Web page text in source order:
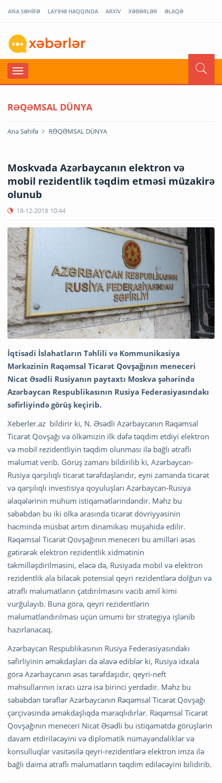
ANA SƏHİFƏ LAYİHƏ HAQQINDA ARXİV XƏBƏRLƏR ƏLAQƏ
RƏQƏMSAL DÜNYA
Ana Səhifə RƏQƏMSAL DÜNYA
Moskvada Azərbaycanın elektron və
mobil rezidentlik təqdim etməsi müzakirə
olunub
18-12-2018 10:44
İqtisadi İslahatların Təhlili və Kommunikasiya
Mərkəzinin Rəqəmsal Ticarət Qovşağının meneceri
Nicat Əsədli Rusiyanın paytaxtı Moskva şəhərində
Azərbaycan Respublikasının Rusiya Federasiyasındakı
səfirliyində görüş keçirib.
Xeberler.az bildirir ki, N. Əsədli Azərbaycanın Rəqəmsal
Ticarət Qovşağı və ölkəmizin ilk dəfə təqdim etdiyi elektron
və mobil rezidentliyin təqdim olunması ilə bağlı ətraflı
məlumat verib. Görüş zamanı bildirilib ki, Azərbaycan-
Rusiya qarşılıqlı ticarət tərəfdaşlarıdır, eyni zamanda ticarət
və qarşılıqlı investisiya qoyuluşları Azərbaycan-Rusiya
əlaqələrinin mühüm istiqamətlərindəndir. Məhz bu
səbəbdən bu iki ölkə arasında ticarət dövriyyəsinin
həcmində müsbət artım dinamikası müşahidə edilir.
Rəqəmsal Ticarət Qovşağının meneceri bu amilləri əsas
gətirərək elektron rezidentlik xidmətinin
təkmilləşdirilməsini, eləcə də, Rusiyada mobil və elektron
rezidentlik ala biləcək potensial qeyri rezidentlərə dolğun və
ətraflı məlumatların çatdırılmasını vacib amil kimi
vurğulayıb. Buna görə, qeyri rezidentlərin
məlumatlandırılması üçün ümumi bir strategiya işlənib
hazırlanacaq.
Azərbaycan Respublikasının Rusiya Federasiyasındakı
səfirliyinin əməkdaşları da əlavə ediblər ki, Rusiya idxala
görə Azərbaycanın əsas tərəfdaşıdır, qeyri-neft
məhsullarının ixracı üzrə isə birinci yerdədir. Məhz bu
səbəbdən tərəflər Azərbaycanın Rəqəmsal Ticarət Qovşağı
çərçivəsində əməkdaşlıqda maraqlıdırlar. Rəqəmsal Ticarət
Qovşağının meneceri Nicat Əsədli bu istiqamətdə görüşlərin
davam etdiriləcəyini və diplomatik nümayəndəliklər və
konsulluqlar vasitəsilə qeyri-rezidentlərə elektron imza ilə
bağlı daima ətraflı məlumatların təqdim ediləcəyini bilidirib.